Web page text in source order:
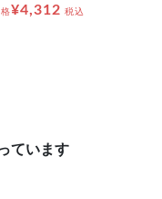
¥4,312 税込
ています